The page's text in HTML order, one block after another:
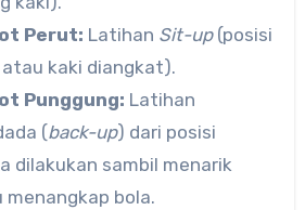
Perut: Latihan Sit-up(posisi
kaki diangkat).
Punggung: Latihan
(back-up) dari posisi
dilakukan sambil menarik
bola.